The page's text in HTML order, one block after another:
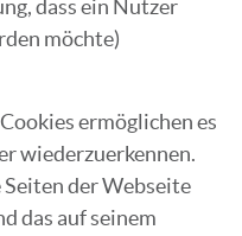
dass ein Nutzer
möchte)
ermöglichen es
wiederzuerkennen.
der Webseite
das auf seinem